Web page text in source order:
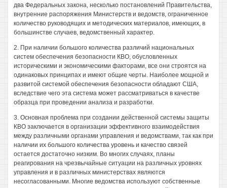
два Федеральных закона, несколько постановлений Правительства,
внутренние распоряжения Министерств и ведомств, ограниченное
количество руководящих и методических материалов, имеющих, в
большинстве случаев, ведомственный характер.
2. При наличии большого количества различий национальных
систем обеспечения безопасности КВО, обусловленных
историческими и экономическими факторами, все они строятся на
одинаковых принципах и имеют общие черты. Наиболее мощной и
развитой системой обеспечения безопасности обладают США,
вследствие чего эта система может рассматриваться в качестве
образца при проведении анализа и разработки.
3. Основная проблема при создании действенной системы защиты
КВО заключается в организации эффективного взаимодействия
между различными органами управления и ведомствами, так как при
наличии их большого количества уровень и качество связей
остается достаточно низким. Во многих случаях, планы
реагирования на чрезвычайные ситуации на различных уровнях
управления и в различных министерствах являются
несогласованными. Многие ведомства используют собственные